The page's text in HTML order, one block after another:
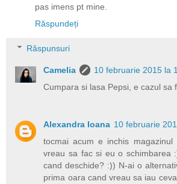
pas imens pt mine.
Răspundeți
Răspunsuri
Camelia
10 februarie 2015 la
Cumpara si lasa Pepsi, e cazul sa
Alexandra Ioana 10 februarie
tocmai acum e inchis
vreau sa fac si eu o schimbarea
cand deschide? :)) N-ai o
prima oara cand vreau sa iau